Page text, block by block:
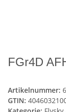
FGr4D
Artikelnummer:
GTIN: